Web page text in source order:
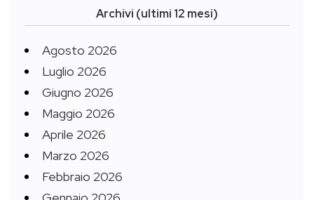
Archivi (ultimi 12 mesi)
Agosto 2026
Luglio 2026
Giugno 2026
Maggio 2026
Aprile 2026
Marzo 2026
Febbraio 2026